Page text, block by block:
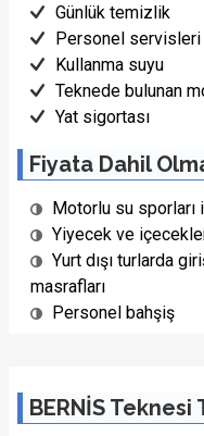
Günlük temizlik
Personel servisleri
Kullanma suyu
Teknede bulunan
Yat sigortası
Fiyata Dahil
Motorlu su sporları
Yiyecek ve
Yurt dışı turlarda
masrafları
Personel bahşiş
BERNİS Teknesi